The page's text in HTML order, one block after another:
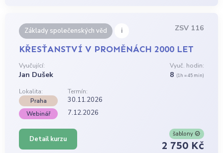
Základy společenských věd i ZSV 116
KŘESŤANSTVÍ V PROMĚNÁCH 2000 LET
Vyučující:
Jan Dušek
Vyuč. hodin:
8 (1h = 45 min)
Lokalita:
Termín:
Praha
30.11.2026
Webinář 7.12.2026
Detail kurzu
šablony
2 750 Kč